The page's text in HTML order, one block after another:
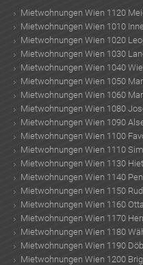
Mietwohnungen Wien 1120
Mietwohnungen Wien 1010
Mietwohnungen Wien 1020
Mietwohnungen Wien 1030
Mietwohnungen Wien 1040
Mietwohnungen Wien 1050
Mietwohnungen Wien 1060
Mietwohnungen Wien 1080
Mietwohnungen Wien 1090
Mietwohnungen Wien 1100
Mietwohnungen Wien 1110
Mietwohnungen Wien 1130
Mietwohnungen Wien 1140
Mietwohnungen Wien 1150
Mietwohnungen Wien 1160
Mietwohnungen Wien 1170
Mietwohnungen Wien 1180
Mietwohnungen Wien 1190
Mietwohnungen Wien 1200